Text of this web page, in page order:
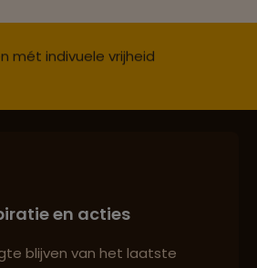
deskundig reisadvies
reisroutes
en acties
blijven van het laatste